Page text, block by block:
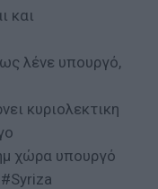
και
λένε υπουργό,
κυριολεκτικη
χώρα υπουργό